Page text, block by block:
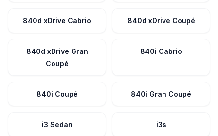
840d xDrive Cabrio 840d xDrive Coupé
840d xDrive Gran
Coupé
840i Cabrio
840i Coupé 840i Gran Coupé
i3 Sedan i3s